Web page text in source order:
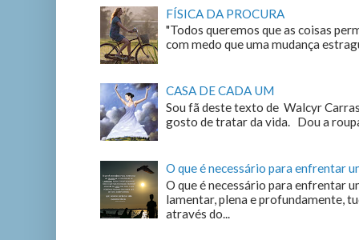
FÍSICA DA PROCURA
"Todos queremos que as coisas
com medo que uma mudança
CASA DE CADA UM
Sou fã deste texto de Walcyr
gosto de tratar da vida. Dou a
O que é necessário para enfrentar
O que é necessário para enfrentar
lamentar, plena e profundamente,
através do...